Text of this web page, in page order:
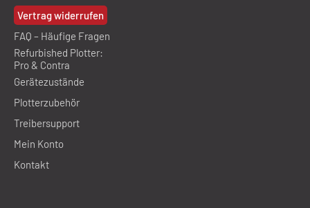
Vertrag widerrufen
FAQ – Häufige Fragen
Refurbished Plotter:
Pro & Contra
Gerätezustände
Plotterzubehör
Treibersupport
Mein Konto
Kontakt